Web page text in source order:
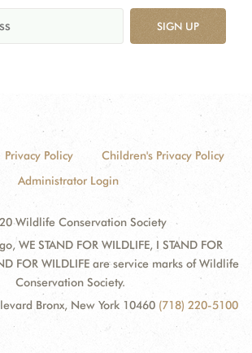
SIGN UP
Privacy Policy
Children's Privacy Policy
Administrator Login
Wildlife Conservation Society
WE STAND FOR WILDLIFE, I STAND FOR
FOR WILDLIFE are service marks of Wildlife
Conservation Society.
Bronx, New York 10460 (718) 220-5100